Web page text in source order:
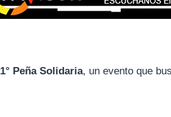
1° Peña Solidaria, un evento que